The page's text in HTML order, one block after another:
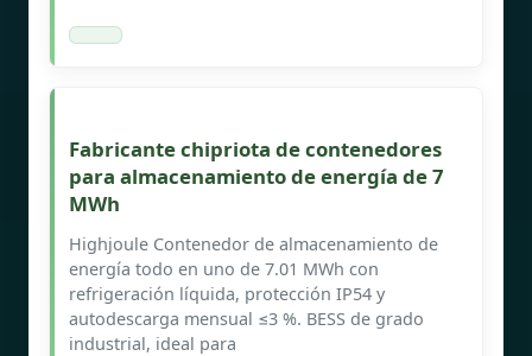
Fabricante chipriota de contenedores
para almacenamiento de energía de 7
MWh
Highjoule Contenedor de almacenamiento de
energía todo en uno de 7.01 MWh con
refrigeración líquida, protección IP54 y
autodescarga mensual ≤3 %. BESS de grado
industrial, ideal para